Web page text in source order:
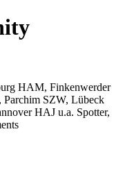
HAM, Finkenwerder
SZW, Lübeck
HAJ u.a. Spotter,